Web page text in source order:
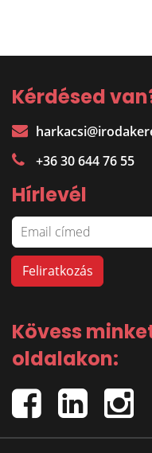
Kérdésed
+36 30 644 76 55
Hírlevél
Kövess
oldalakon: